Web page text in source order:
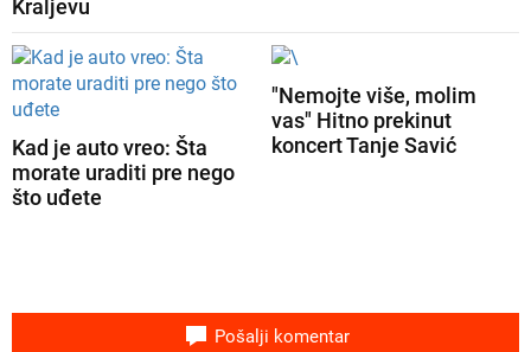
Kraljevu
Kad je auto vreo: Šta
morate uraditi pre nego
što uđete
"Nemojte više, molim
vas" Hitno prekinut
koncert Tanje Savić
Pošalji komentar